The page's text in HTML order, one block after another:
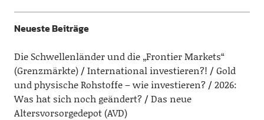
Neueste Beiträge
Die Schwellenländer und die „Frontier Markets“
(Grenzmärkte)
International investieren?!
Gold
und physische Rohstoffe – wie investieren?
2026:
Was hat sich noch geändert?
Das neue
Altersvorsorgedepot (AVD)